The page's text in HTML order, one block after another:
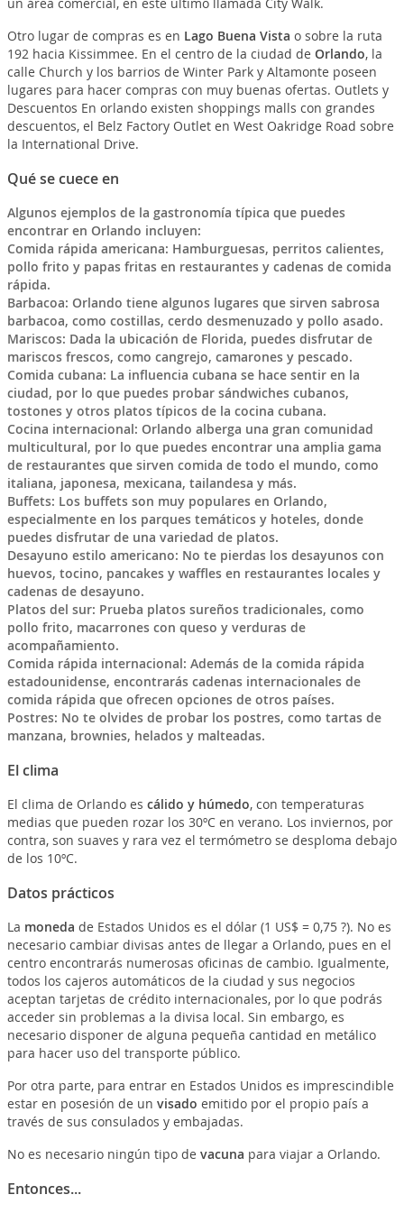
un área comercial, en este último llamada City Walk.
Otro lugar de compras es en Lago Buena Vista o sobre la ruta
192 hacia Kissimmee. En el centro de la ciudad de Orlando, la
calle Church y los barrios de Winter Park y Altamonte poseen
lugares para hacer compras con muy buenas ofertas. Outlets y
Descuentos En orlando existen shoppings malls con grandes
descuentos, el Belz Factory Outlet en West Oakridge Road sobre
la International Drive.
Qué se cuece en
Algunos ejemplos de la gastronomía típica que puedes
encontrar en Orlando incluyen:
Comida rápida americana: Hamburguesas, perritos calientes,
pollo frito y papas fritas en restaurantes y cadenas de comida
rápida.
Barbacoa: Orlando tiene algunos lugares que sirven sabrosa
barbacoa, como costillas, cerdo desmenuzado y pollo asado.
Mariscos: Dada la ubicación de Florida, puedes disfrutar de
mariscos frescos, como cangrejo, camarones y pescado.
Comida cubana: La influencia cubana se hace sentir en la
ciudad, por lo que puedes probar sándwiches cubanos,
tostones y otros platos típicos de la cocina cubana.
Cocina internacional: Orlando alberga una gran comunidad
multicultural, por lo que puedes encontrar una amplia gama
de restaurantes que sirven comida de todo el mundo, como
italiana, japonesa, mexicana, tailandesa y más.
Buffets: Los buffets son muy populares en Orlando,
especialmente en los parques temáticos y hoteles, donde
puedes disfrutar de una variedad de platos.
Desayuno estilo americano: No te pierdas los desayunos con
huevos, tocino, pancakes y waffles en restaurantes locales y
cadenas de desayuno.
Platos del sur: Prueba platos sureños tradicionales, como
pollo frito, macarrones con queso y verduras de
acompañamiento.
Comida rápida internacional: Además de la comida rápida
estadounidense, encontrarás cadenas internacionales de
comida rápida que ofrecen opciones de otros países.
Postres: No te olvides de probar los postres, como tartas de
manzana, brownies, helados y malteadas.
El clima
El clima de Orlando es cálido y húmedo, con temperaturas
medias que pueden rozar los 30ºC en verano. Los inviernos, por
contra, son suaves y rara vez el termómetro se desploma debajo
de los 10ºC.
Datos prácticos
La moneda de Estados Unidos es el dólar (1 US$ = 0,75 ?). No es
necesario cambiar divisas antes de llegar a Orlando, pues en el
centro encontrarás numerosas oficinas de cambio. Igualmente,
todos los cajeros automáticos de la ciudad y sus negocios
aceptan tarjetas de crédito internacionales, por lo que podrás
acceder sin problemas a la divisa local. Sin embargo, es
necesario disponer de alguna pequeña cantidad en metálico
para hacer uso del transporte público.
Por otra parte, para entrar en Estados Unidos es imprescindible
estar en posesión de un visado emitido por el propio país a
través de sus consulados y embajadas.
No es necesario ningún tipo de vacuna para viajar a Orlando.
Entonces...